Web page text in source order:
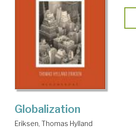
Globalization
Eriksen, Thomas Hylland